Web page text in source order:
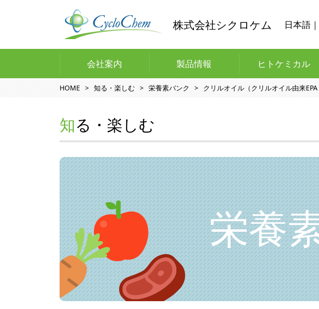
株式会社シクロケム 日本語｜
会社案内 製品情報 ヒトケミカル
HOME 知る・楽しむ 栄養素バンク クリルオイル（クリルオイル由来EPA
知る・楽しむ
栄養